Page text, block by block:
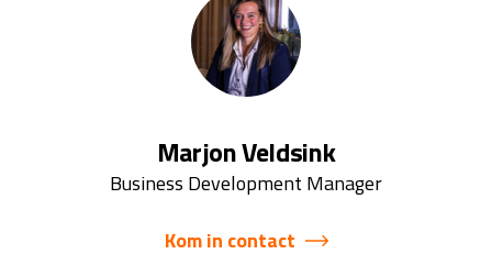
Marjon Veldsink
Business Development Manager
Kom in contact